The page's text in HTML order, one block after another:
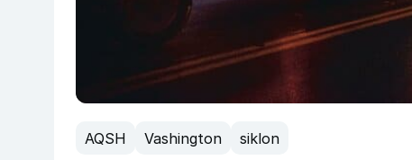
AQSH Vashington siklon